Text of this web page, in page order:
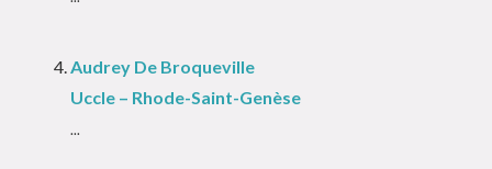
Audrey De Broqueville
Uccle – Rhode-Saint-Genèse
...